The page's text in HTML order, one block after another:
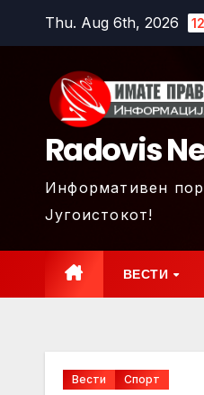
Thu. Aug 6th, 2026
Radovis
Информативен
Југоистокот!
ВЕСТИ
Вести Спорт